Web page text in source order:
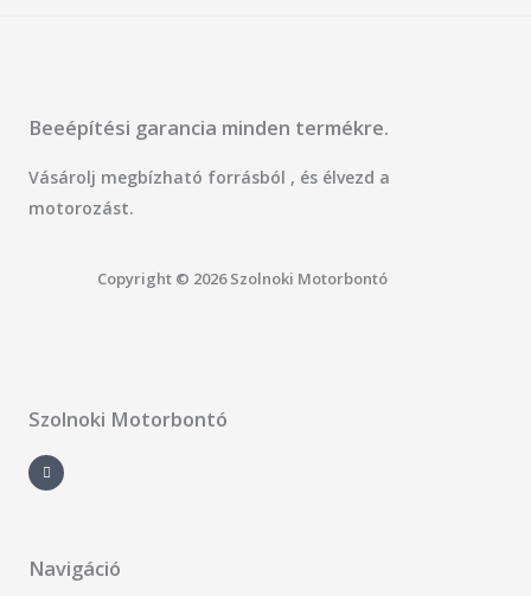
Beeépítési garancia minden termékre.
Vásárolj megbízható forrásból , és élvezd a
motorozást.
Copyright © 2026 Szolnoki Motorbontó
Szolnoki Motorbontó
a
c
e
-
f
Navigáció